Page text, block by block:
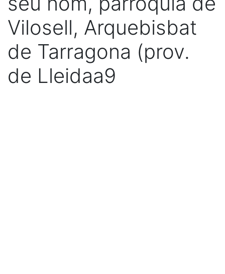
Vilosell, Arquebisbat
de Tarragona (prov.
de Lleidaa9